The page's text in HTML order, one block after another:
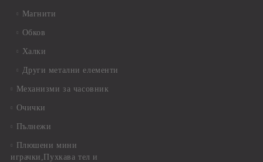
Магнити
Обков
Халки
Други метални елементи
Механизми за часовник
Очички
Пълнежи
Плюшени мини
играчки,Пухкава тел и